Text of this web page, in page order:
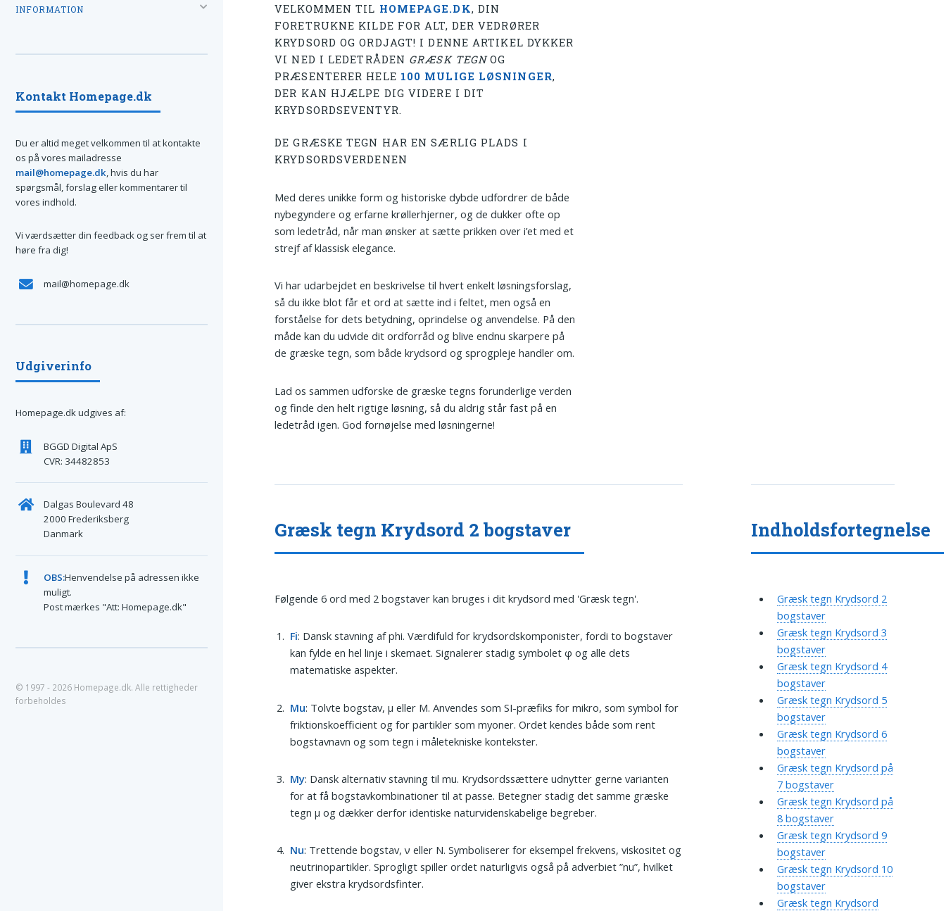
VELKOMMEN TIL HOMEPAGE.DK, DIN
FORETRUKNE KILDE FOR ALT, DER VEDRØRER
KRYDSORD OG ORDJAGT! I DENNE ARTIKEL DYKKER
VI NED I LEDETRÅDEN GRÆSK TEGNOG
PRÆSENTERER HELE 100 MULIGE LØSNINGER,
DER KAN HJÆLPE DIG VIDERE I DIT
KRYDSORDSEVENTYR.
DE GRÆSKE TEGN HAR EN SÆRLIG PLADS I
KRYDSORDSVERDENEN
Med deres unikke form og historiske dybde udfordrer de både
nybegyndere og erfarne krøllerhjerner, og de dukker ofte op
som ledetråd, når man ønsker at sætte prikken over i’et med et
strejf af klassisk elegance.
Vi har udarbejdet en beskrivelse til hvert enkelt løsningsforslag,
så du ikke blot får et ord at sætte ind i feltet, men også en
forståelse for dets betydning, oprindelse og anvendelse. På den
måde kan du udvide dit ordforråd og blive endnu skarpere på
de græske tegn, som både krydsord og sprogpleje handler om.
Lad os sammen udforske de græske tegns forunderlige verden
og finde den helt rigtige løsning, så du aldrig står fast på en
ledetråd igen. God fornøjelse med løsningerne!
Græsk tegn Krydsord 2 bogstaver
Følgende 6 ord med 2 bogstaver kan bruges i dit krydsord med 'Græsk tegn'.
Fi: Dansk stavning af phi. Værdifuld for krydsordskomponister, fordi to bogstaver
kan fylde en hel linje i skemaet. Signalerer stadig symbolet φ og alle dets
matematiske aspekter.
Mu: Tolvte bogstav, μ eller Μ. Anvendes som SI-præfiks for mikro, som symbol for
friktionskoefficient og for partikler som myoner. Ordet kendes både som rent
bogstavnavn og som tegn i måletekniske kontekster.
My: Dansk alternativ stavning til mu. Krydsordssættere udnytter gerne varianten
for at få bogstavkombinationer til at passe. Betegner stadig det samme græske
tegn μ og dækker derfor identiske naturvidenskabelige begreber.
Nu: Trettende bogstav, ν eller Ν. Symboliserer for eksempel frekvens, viskositet og
neutrinopartikler. Sprogligt spiller ordet naturligvis også på adverbiet ”nu”, hvilket
giver ekstra krydsordsfinter.
Indholdsfortegnelse
Græsk tegn Krydsord 2
bogstaver
Græsk tegn Krydsord 3
bogstaver
Græsk tegn Krydsord 4
bogstaver
Græsk tegn Krydsord 5
bogstaver
Græsk tegn Krydsord 6
bogstaver
Græsk tegn Krydsord på
7 bogstaver
Græsk tegn Krydsord på
8 bogstaver
Græsk tegn Krydsord 9
bogstaver
Græsk tegn Krydsord 10
bogstaver
Græsk tegn Krydsord
INFORMATION
Kontakt Homepage.dk
Du er altid meget velkommen til at kontakte
os på vores mailadresse
mail@homepage.dk, hvis du har
spørgsmål, forslag eller kommentarer til
vores indhold.
Vi værdsætter din feedback og ser frem til at
høre fra dig!
mail@homepage.dk
Udgiverinfo
Homepage.dk udgives af:
BGGD Digital ApS
CVR: 34482853
Dalgas Boulevard 48
2000 Frederiksberg
Danmark
OBS:Henvendelse på adressen ikke
muligt.
Post mærkes "Att: Homepage.dk"
© 1997 - 2026 Homepage.dk. Alle rettigheder
forbeholdes